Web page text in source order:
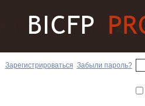
Зарегистрироваться Забыли пароль?